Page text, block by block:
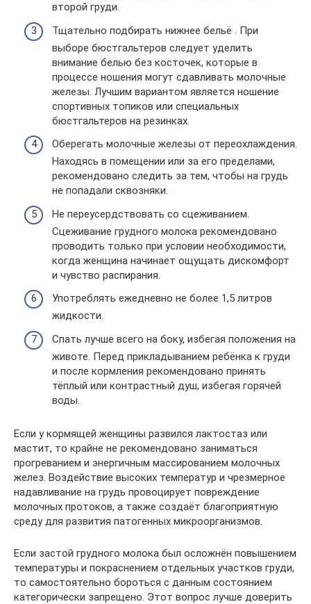
второй груди.
Тщательно подбирать нижнее бельё . При
выборе бюстгальтеров следует уделить
внимание белью без косточек, которые в
процессе ношения могут сдавливать молочные
железы. Лучшим вариантом является ношение
спортивных топиков или специальных
бюстгальтеров на резинках.
Оберегать молочные железы от переохлаждения.
Находясь в помещении или за его пределами,
рекомендовано следить за тем, чтобы на грудь
не попадали сквозняки.
Не переусердствовать со сцеживанием.
Сцеживание грудного молока рекомендовано
проводить только при условии необходимости,
когда женщина начинает ощущать дискомфорт
и чувство распирания.
Употреблять ежедневно не более 1,5 литров
жидкости.
Спать лучше всего на боку, избегая положения на
животе. Перед прикладыванием ребёнка к груди
и после кормления рекомендовано принять
тёплый или контрастный душ, избегая горячей
воды.
Если у кормящей женщины развился лактостаз или
мастит, то крайне не рекомендовано заниматься
прогреванием и энергичным массированием молочных
желез. Воздействие высоких температур и чрезмерное
надавливание на грудь провоцирует повреждение
молочных протоков, а также создаёт благоприятную
среду для развития патогенных микроорганизмов.
Если застой грудного молока был осложнён повышением
температуры и покраснением отдельных участков груди,
то самостоятельно бороться с данным состоянием
категорически запрещено. Этот вопрос лучше доверить